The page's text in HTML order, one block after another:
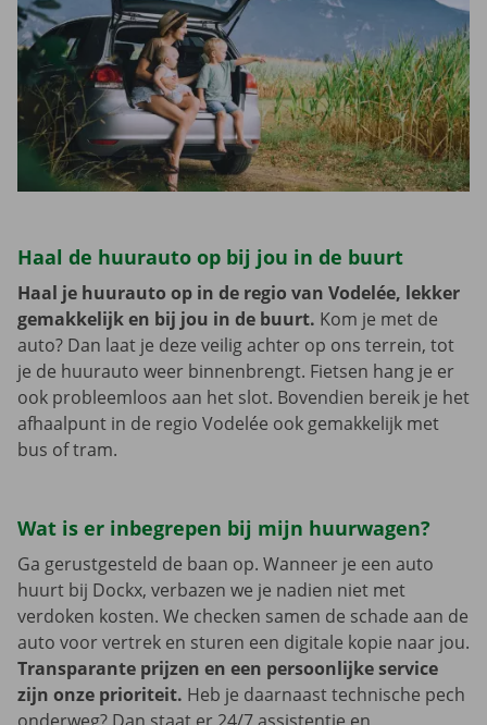
Haal de huurauto op bij jou in de buurt
Haal je huurauto op in de regio van Vodelée, lekker
gemakkelijk en bij jou in de buurt. Kom je met de
auto? Dan laat je deze veilig achter op ons terrein, tot
je de huurauto weer binnenbrengt. Fietsen hang je er
ook probleemloos aan het slot. Bovendien bereik je het
afhaalpunt in de regio Vodelée ook gemakkelijk met
bus of tram.
Wat is er inbegrepen bij mijn huurwagen?
Ga gerustgesteld de baan op. Wanneer je een auto
huurt bij Dockx, verbazen we je nadien niet met
verdoken kosten. We checken samen de schade aan de
auto voor vertrek en sturen een digitale kopie naar jou.
Transparante prijzen en een persoonlijke service
zijn onze prioriteit. Heb je daarnaast technische pech